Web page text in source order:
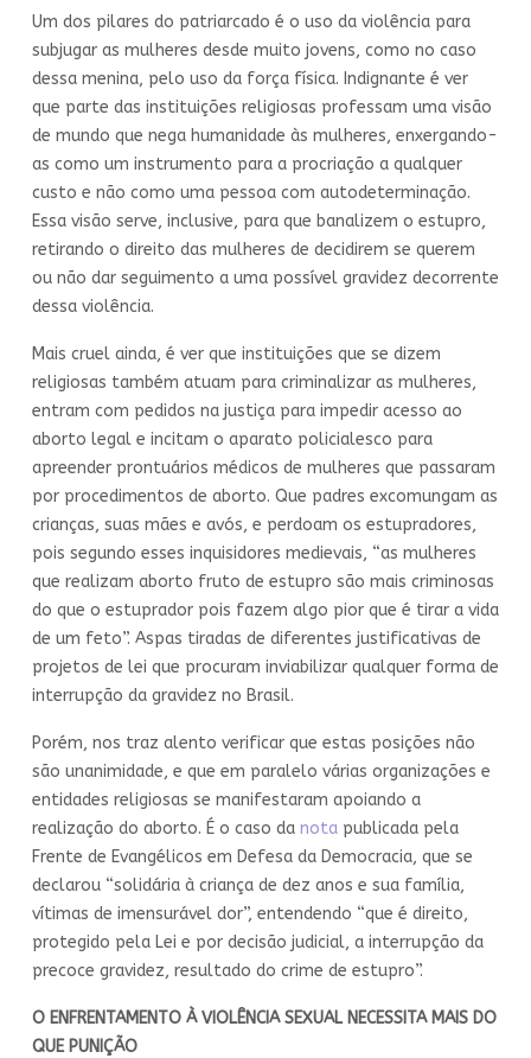
Um dos pilares do patriarcado é o uso da violência para
subjugar as mulheres desde muito jovens, como no caso
dessa menina, pelo uso da força física. Indignante é ver
que parte das instituições religiosas professam uma visão
de mundo que nega humanidade às mulheres, enxergando-
as como um instrumento para a procriação a qualquer
custo e não como uma pessoa com autodeterminação.
Essa visão serve, inclusive, para que banalizem o estupro,
retirando o direito das mulheres de decidirem se querem
ou não dar seguimento a uma possível gravidez decorrente
dessa violência.
Mais cruel ainda, é ver que instituições que se dizem
religiosas também atuam para criminalizar as mulheres,
entram com pedidos na justiça para impedir acesso ao
aborto legal e incitam o aparato policialesco para
apreender prontuários médicos de mulheres que passaram
por procedimentos de aborto. Que padres excomungam as
crianças, suas mães e avós, e perdoam os estupradores,
pois segundo esses inquisidores medievais, “as mulheres
que realizam aborto fruto de estupro são mais criminosas
do que o estuprador pois fazem algo pior que é tirar a vida
de um feto”. Aspas tiradas de diferentes justificativas de
projetos de lei que procuram inviabilizar qualquer forma de
interrupção da gravidez no Brasil.
Porém, nos traz alento verificar que estas posições não
são unanimidade, e que em paralelo várias organizações e
entidades religiosas se manifestaram apoiando a
realização do aborto. É o caso da nota publicada pela
Frente de Evangélicos em Defesa da Democracia, que se
declarou “solidária à criança de dez anos e sua família,
vítimas de imensurável dor”, entendendo “que é direito,
protegido pela Lei e por decisão judicial, a interrupção da
precoce gravidez, resultado do crime de estupro”.
O ENFRENTAMENTO À VIOLÊNCIA SEXUAL NECESSITA MAIS DO
QUE PUNIÇÃO